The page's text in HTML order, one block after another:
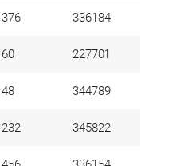
376 336184
60 227701
48 344789
232 345822